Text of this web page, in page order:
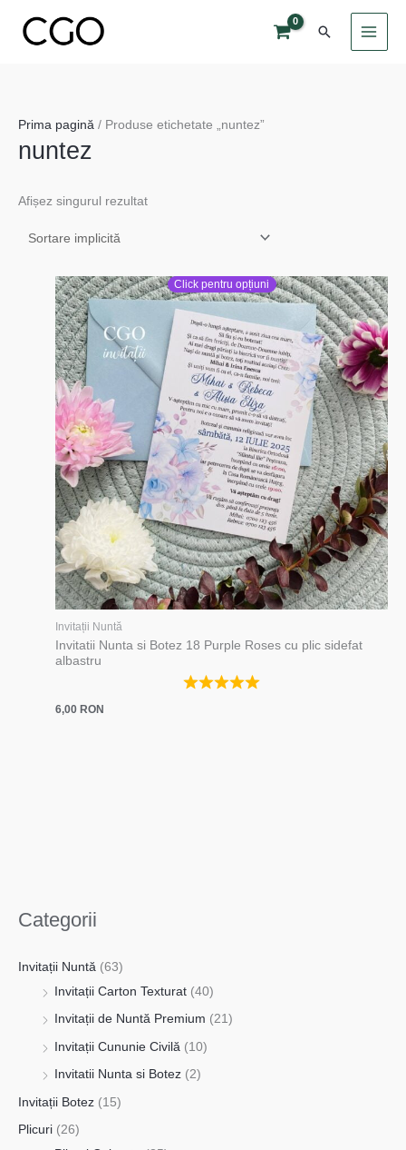
Search
Categorii
Invitații Nuntă (63)
Invitații Carton Texturat (40)
Invitații de Nuntă Premium (21)
Invitații Cununie Civilă (10)
Invitatii Nunta si Botez (2)
Invitații Botez (15)
Plicuri (26)
Prima pagină / Produse etichetate „nuntez”
nuntez
Afișez singurul rezultat
Click pentru opțiuni
Invitații Nuntă
Invitatii Nunta si Botez 18 Purple Roses cu plic sidefat
albastru
6,00 RON